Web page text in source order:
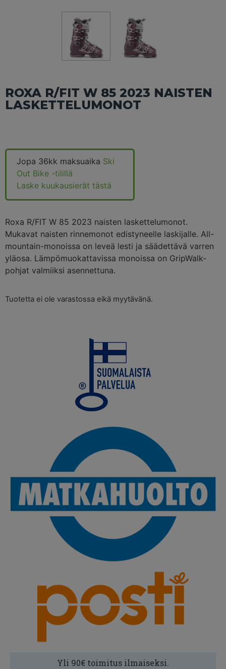
ROXA R/FIT W 85 2023 NAISTEN
LASKETTELUMONOT
Jopa 36kk maksuaika Ski
Out Bike -tilillä
Laske kuukausierät tästä
Roxa R/FIT W 85 2023 naisten laskettelumonot.
Mukavat naisten rinnemonot edistyneelle laskijalle. All-
mountain-monoissa on leveä lesti ja säädettävä varren
yläosa. Lämpömuokattavissa monoissa on GripWalk-
pohjat valmiiksi asennettuna.
Tuotetta ei ole varastossa eikä myytävänä.
Yli 90€ toimitus ilmaiseksi.